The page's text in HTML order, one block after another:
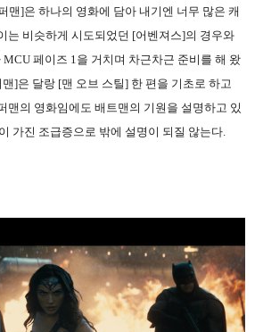
맨]은 하나의 영화에 담아 내기엔 너무 많은 캐
는 비슷하게 시도되었던 [어벤져스]의 경우와
페이즈 1을 거치며 차근차근 준비를 해 왔
]은 달랑 [맨 오브 스틸] 한 편을 기초로 하고
맨의 영화임에도 배트맨의 기원을 설명하고 있
가진 조급증으로 밖에 설명이 되질 않는다.